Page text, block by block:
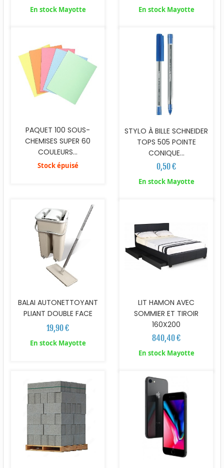
En stock Mayotte En stock Mayotte
PAQUET 100 SOUS-
CHEMISES SUPER 60
COULEURS...
Stock épuisé
STYLO À BILLE SCHNEIDER
TOPS 505 POINTE
CONIQUE...
0,50 €
En stock Mayotte
BALAI AUTONETTOYANT
PLIANT DOUBLE FACE
19,90 €
En stock Mayotte
LIT HAMON AVEC
SOMMIER ET TIROIR
160X200
840,40 €
En stock Mayotte